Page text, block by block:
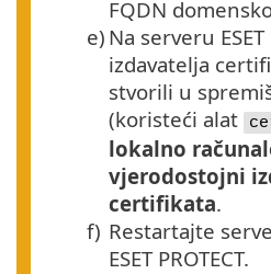
FQDN
e) Na serveru
izdavatelja
stvorili u
(koristeći alat
lokalno
vjerodostojni
certifikata.
f) Restartajte
ESET PROTECT.